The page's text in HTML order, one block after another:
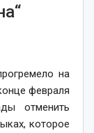
на
февраля
отменить
которое